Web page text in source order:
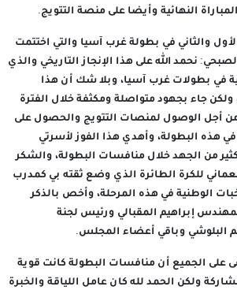
النهائية وأيضا على منصة التتويج.
والثاني في بطولة غرب آسيا والتي اختتمت
نحمد الله على هذا الإنجاز التاريخي والذي
في بطولات غرب آسيا، وبلا شك أن هذا
ولكن جاء بجهود متواصلة ومكثفة خلال الفترة
من أجل الوصول لمنصات التتويج والحصول على
في هذه البطولة، وأهدي هذا الفوز لأسرتي
من الجهد خلال منافسات البطولة، والشكر
للكرة الطائرة الذي وضع ثقته بي كمدرب
الوطنية في هذه المرحلة، وأخص بالذكر
إبراهيم المقبالي ورئيس لجنة
البلوشي وباقي أعضاء المجلس.
على الجميع أن منافسات البطولة كانت قوية
ولكن الحمد لله كان عامل اللياقة والخبرة